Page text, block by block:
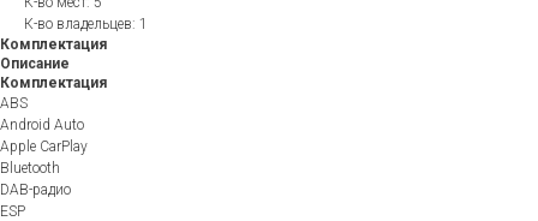
К-во владельцев: 1
Комплектация
Описание
Комплектация
ABS
Android Auto
Apple CarPlay
Bluetooth
DAB-радио
ESP